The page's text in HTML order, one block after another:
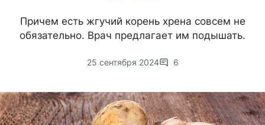
Причем есть жгучий корень хрена совсем не
обязательно. Врач предлагает им подышать.
25 сентября 2024 6